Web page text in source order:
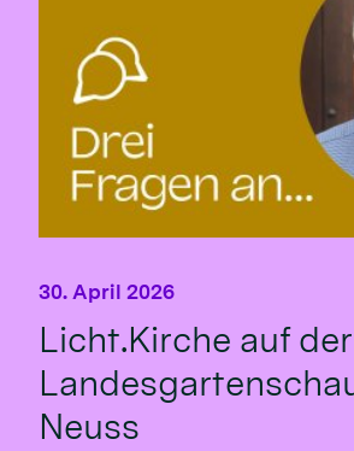
Licht.Kirche auf der
Neuss
30. April 2026